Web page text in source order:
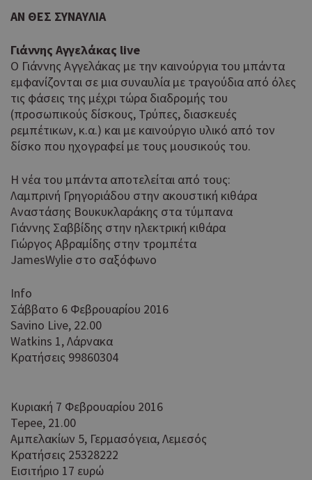
ΑΝ ΘΕΣ ΣΥΝΑΥΛΙΑ
Γιάννης Αγγελάκας live
Ο Γιάννης Αγγελάκας με την καινούργια του μπάντα
εμφανίζονται σε μια συναυλία με τραγούδια από όλες
τις φάσεις της μέχρι τώρα διαδρομής του
(προσωπικούς δίσκους, Τρύπες, διασκευές
ρεμπέτικων, κ.α.) και με καινούργιο υλικό από τον
δίσκο που ηχογραφεί με τους μουσικούς του.
Η νέα του μπάντα αποτελείται από τους:
Λαμπρινή Γρηγοριάδου στην ακουστική κιθάρα
Αναστάσης Βουκυκλαράκης στα τύμπανα
Γιάννης Σαββίδης στην ηλεκτρική κιθάρα
Γιώργος Αβραμίδης στην τρομπέτα
JamesWylie στο σαξόφωνο
Info
Σάββατο 6 Φεβρουαρίου 2016
Savino Live, 22.00
Watkins 1, Λάρνακα
Κρατήσεις 99860304
Κυριακή 7 Φεβρουαρίου 2016
Tepee, 21.00
Αμπελακίων 5, Γερμασόγεια, Λεμεσός
Κρατήσεις 25328222
Εισιτήριο 17 ευρώ